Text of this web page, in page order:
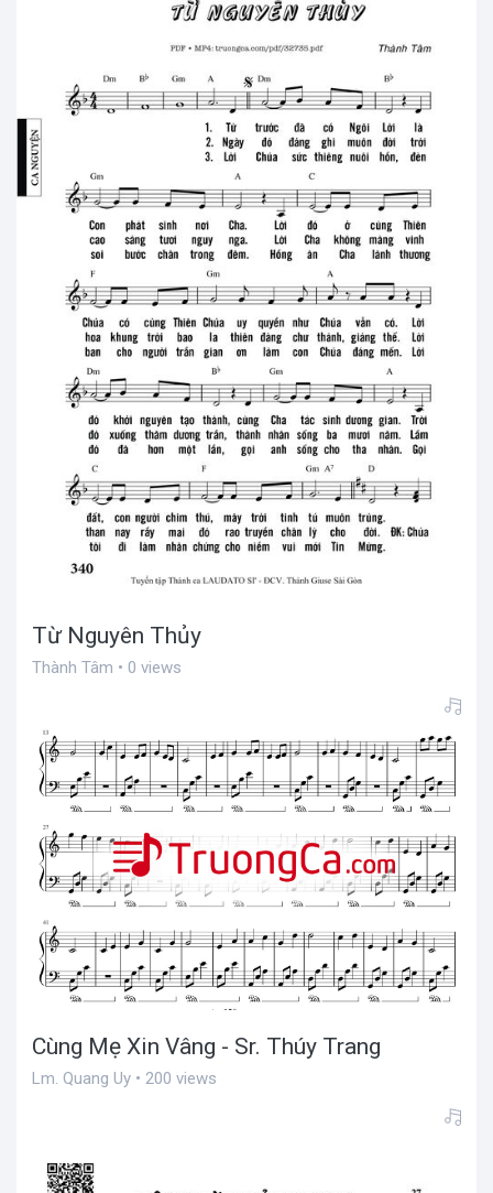
Từ Nguyên Thủy
Thành Tâm • 0 views
Cùng Mẹ Xin Vâng - Sr. Thúy Trang
Lm. Quang Uy • 200 views